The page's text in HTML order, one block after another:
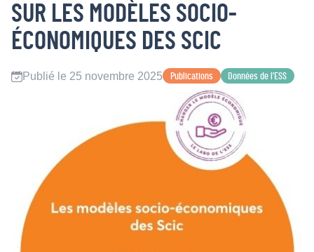
SUR LES MODÈLES SOCIO-
ÉCONOMIQUES DES SCIC
Publié le 25 novembre 2025 Publications Données de l’ESS